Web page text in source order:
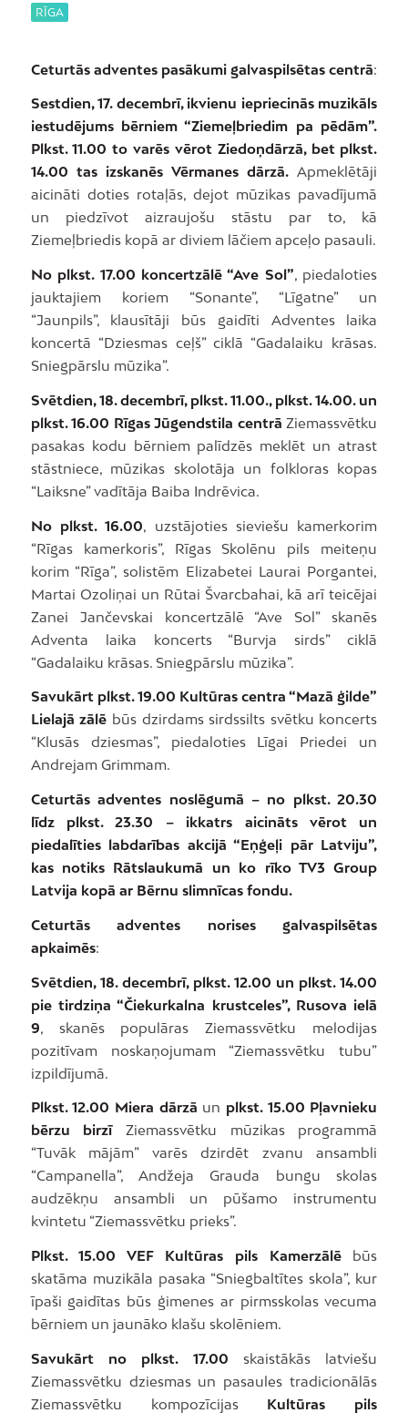
RĪGA
Ceturtās adventes pasākumi galvaspilsētas centrā:
Sestdien, 17. decembrī, ikvienu iepriecinās muzikāls
iestudējums bērniem “Ziemeļbriedim pa pēdām”.
Plkst. 11.00 to varēs vērot Ziedoņdārzā, bet plkst.
14.00 tas izskanēs Vērmanes dārzā. Apmeklētāji
aicināti doties rotaļās, dejot mūzikas pavadījumā
un piedzīvot aizraujošu stāstu par to, kā
Ziemeļbriedis kopā ar diviem lāčiem apceļo pasauli.
No plkst. 17.00 koncertzālē “Ave Sol”, piedaloties
jauktajiem koriem “Sonante”, “Līgatne” un
“Jaunpils”, klausītāji būs gaidīti Adventes laika
koncertā “Dziesmas ceļš” ciklā “Gadalaiku krāsas.
Sniegpārslu mūzika”.
Svētdien, 18. decembrī, plkst. 11.00., plkst. 14.00. un
plkst. 16.00 Rīgas Jūgendstila centrā Ziemassvētku
pasakas kodu bērniem palīdzēs meklēt un atrast
stāstniece, mūzikas skolotāja un folkloras kopas
“Laiksne” vadītāja Baiba Indrēvica.
No plkst. 16.00 , uzstājoties sieviešu kamerkorim
“Rīgas kamerkoris”, Rīgas Skolēnu pils meiteņu
korim “Rīga”, solistēm Elizabetei Laurai Porgantei,
Martai Ozoliņai un Rūtai Švarcbahai, kā arī teicējai
Zanei Jančevskai koncertzālē “Ave Sol” skanēs
Adventa laika koncerts “Burvja sirds” ciklā
“Gadalaiku krāsas. Sniegpārslu mūzika”.
Savukārt plkst. 19.00 Kultūras centra “Mazā ģilde”
Lielajā zālē būs dzirdams sirdssilts svētku koncerts
“Klusās dziesmas”, piedaloties Līgai Priedei un
Andrejam Grimmam.
Ceturtās adventes noslēgumā – no plkst. 20.30
līdz plkst. 23.30 – ikkatrs aicināts vērot un
piedalīties labdarības akcijā “Eņģeļi pār Latviju”,
kas notiks Rātslaukumā un ko rīko TV3 Group
Latvija kopā ar Bērnu slimnīcas fondu.
Ceturtās adventes norises galvaspilsētas
apkaimēs:
Svētdien, 18. decembrī, plkst. 12.00 un plkst. 14.00
pie tirdziņa “Čiekurkalna krustceles”, Rusova ielā
9 , skanēs populāras Ziemassvētku melodijas
pozitīvam noskaņojumam “Ziemassvētku tubu”
izpildījumā.
Plkst. 12.00 Miera dārzā un plkst. 15.00 Pļavnieku
bērzu birzīZiemassvētku mūzikas programmā
“Tuvāk mājām” varēs dzirdēt zvanu ansambli
“Campanella”, Andžeja Grauda bungu skolas
audzēkņu ansambli un pūšamo instrumentu
kvintetu “Ziemassvētku prieks”.
Plkst. 15.00 VEF Kultūras pils Kamerzālēbūs
skatāma muzikāla pasaka “Sniegbaltītes skola”, kur
īpaši gaidītas būs ģimenes ar pirmsskolas vecuma
bērniem un jaunāko klašu skolēniem.
Savukārt no plkst. 17.00 skaistākās latviešu
Ziemassvētku dziesmas un pasaules tradicionālās
Ziemassvētku kompozīcijas Kultūras pils